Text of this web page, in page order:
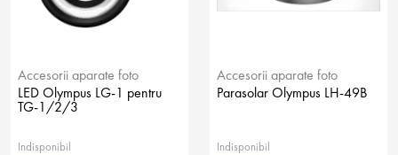
Accesorii aparate foto
LED Olympus LG-1 pentru
TG-1/2/3
Indisponibil
Accesorii aparate foto
Parasolar Olympus LH-49B
Indisponibil